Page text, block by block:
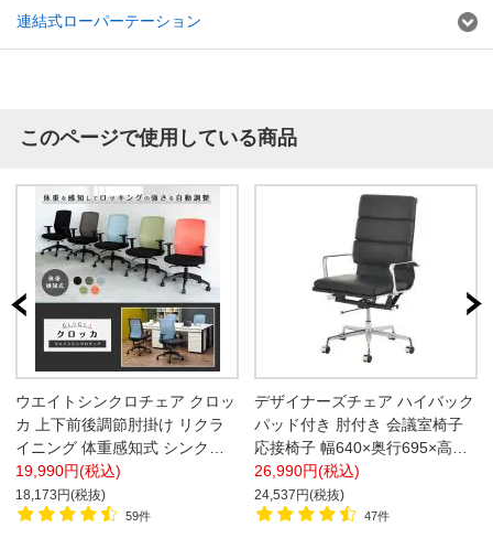
連結式ローパーテーション
このページで使用している商品
ウエイトシンクロチェア クロッ
カ 上下前後調節肘掛け リクラ
イニング 体重感知式 シンクロ
ロッキング オフィスチェア
19,990円(税込)
18,173円(税抜)
59件
デザイナーズチェア ハイバック
パッド付き 肘付き 会議室椅子
応接椅子 幅640×奥行695×高さ
1030～1115mm
26,990円(税込)
24,537円(税抜)
47件